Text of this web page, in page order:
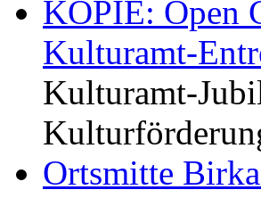
KOPIE: Open
Kulturamt-
Kulturamt-
Ortsmitte